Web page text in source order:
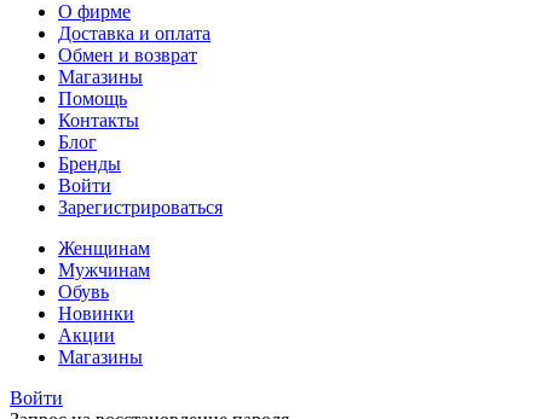
О фирме
Доставка и оплата
Обмен и возврат
Магазины
Помощь
Контакты
Блог
Бренды
Войти
Зарегистрироваться
Женщинам
Мужчинам
Обувь
Новинки
Акции
Магазины
Войти